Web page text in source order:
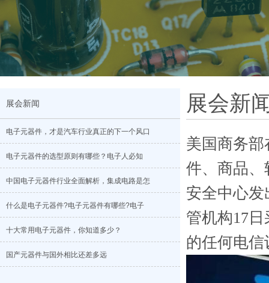
展会新闻
电子元器件，才是汽车行业真正的下一个风口
电子元器件的选型原则有哪些？电子人必知
中国电子元器件行业全面解析，集成电路是怎
什么是电子元器件?电子元器件有哪些?电子
十大常用电子元器件，你知道多少？
国产元器件与国外相比还差多远
展会新
美国商务
件、商品、
安全中心
管机构17
的任何电